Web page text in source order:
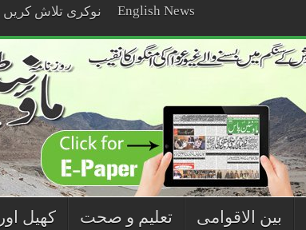
نوکری تلاش کریں English News
بین الاقوامی تعلیم و صحت کھیل